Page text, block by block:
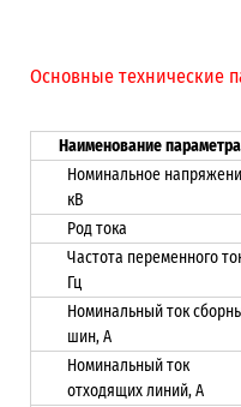
Основные технические
Наименование параметра
Номинальное
кВ
Род тока
Частота переменного
Гц
Номинальный ток
шин, А
Номинальный ток
отходящих линий, А